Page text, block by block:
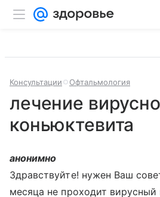
Консультации Офтальмология
лечение
коньюктевита
анонимно
Здравствуйте! нужен Ваш
месяца не проходит